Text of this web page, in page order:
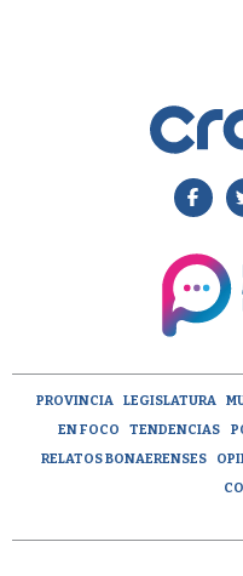
PROVINCIA LEGISLATURA
EN FOCO
TENDENCIAS
RELATOS BONAERENSES